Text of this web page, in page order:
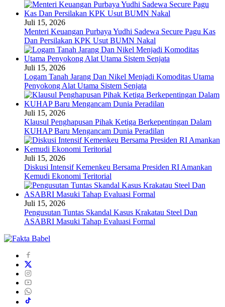
Juli 15, 2026
Menteri Keuangan Purbaya Yudhi Sadewa Secure Pagu Kas
Dan Persilakan KPK Usut BUMN Nakal
Juli 15, 2026
Logam Tanah Jarang Dan Nikel Menjadi Komoditas Utama
Penyokong Alat Utama Sistem Senjata
Juli 15, 2026
Klausul Penghapusan Pihak Ketiga Berkepentingan Dalam
KUHAP Baru Mengancam Dunia Peradilan
Juli 15, 2026
Diskusi Intensif Kemenkeu Bersama Presiden RI Amankan
Kemudi Ekonomi Teritorial
Juli 15, 2026
Pengusutan Tuntas Skandal Kasus Krakatau Steel Dan
ASABRI Masuki Tahap Evaluasi Formal